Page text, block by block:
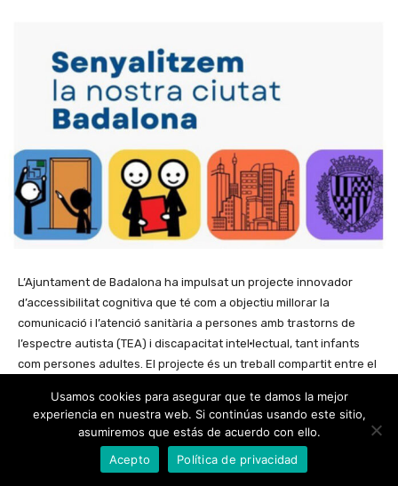
Usamos cookies para asegurar que te damos la mejor
experiencia en nuestra web. Si continúas usando este sitio,
asumiremos que estás de acuerdo con ello.
Acepto
Política de privacidad